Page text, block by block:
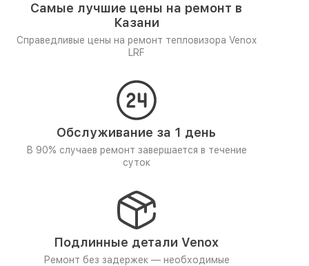
Самые лучшие цены на ремонт в
Казани
Справедливые цены на ремонт тепловизора Venox
LRF
Обслуживание за 1 день
В 90% случаев ремонт завершается в течение
суток
Подлинные детали Venox
Ремонт без задержек — необходимые